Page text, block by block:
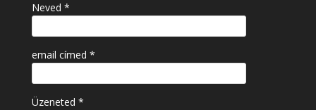
Neved *
email címed *
Üzeneted *